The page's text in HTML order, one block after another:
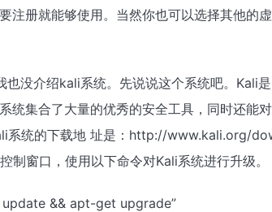
注册就能够使用。当然你也可以选择其他的
也没介绍kali系统。先说说这个系统吧。Kali
统集合了大量的优秀的安全工具，同时还能
系统的下载地 址是：http://www.kali.org/
制窗口，使用以下命令对Kali系统进行升级。
&& apt-get upgrade”